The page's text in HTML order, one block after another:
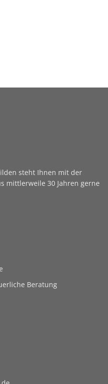
steht Ihnen mit der
mittlerweile 30 Jahren gerne
Beratung